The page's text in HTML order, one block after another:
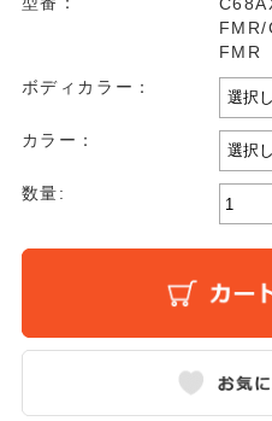
FMR
ボディカラー：
カラー：
数量: